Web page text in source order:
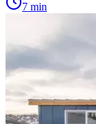
7 min